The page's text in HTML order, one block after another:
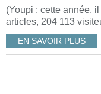
(Youpi : cette année,
articles, 204 113
EN SAVOIR PLUS